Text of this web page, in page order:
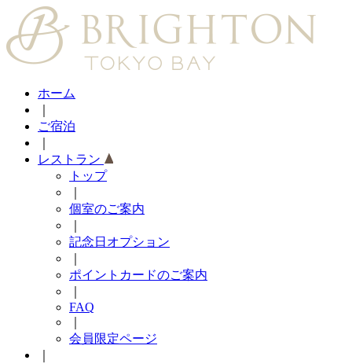
ホーム
ご宿泊
レストラン
トップ
個室のご案内
記念日オプション
ポイントカードのご案内
FAQ
会員限定ページ